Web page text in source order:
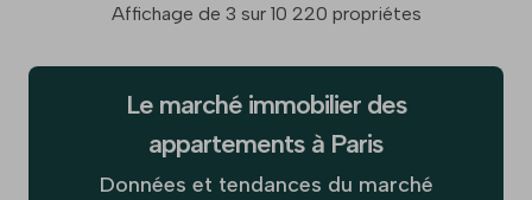
Affichage de 3 sur 10 220 propriétes
Le marché immobilier des
appartements à Paris
Données et tendances du marché